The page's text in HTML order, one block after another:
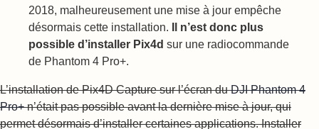
2018, malheureusement une mise à jour empêche
désormais cette installation.
Il n’est donc plus
possible d’installer Pix4d sur une radiocommande
de Phantom 4 Pro+.
L’installation de Pix4D Capture sur l’écran duDJI Phantom 4
Pro+n’était pas possible avant la dernière mise à jour, qui
permet désormais d’installer certaines applications. Installer